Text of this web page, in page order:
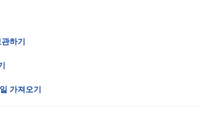
하기
가져오기